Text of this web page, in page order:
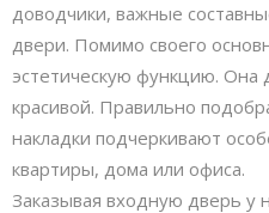
доводчики, важные
двери. Помимо своего
эстетическую функцию.
красивой. Правильно
накладки подчеркивают
квартиры, дома или офиса.
Заказывая входную дверь у